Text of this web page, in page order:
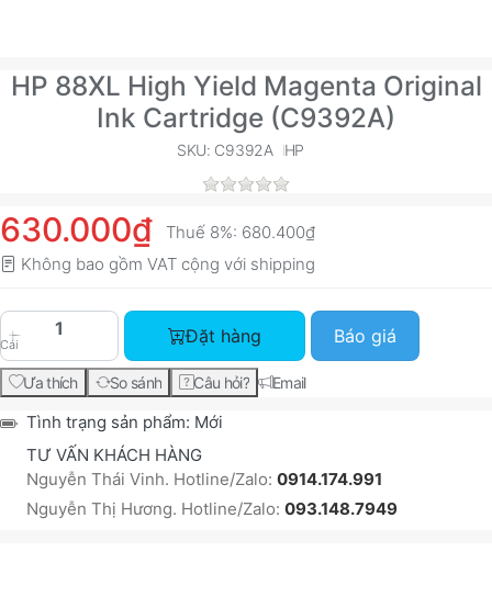
HP 88XL High Yield Magenta Original
Ink Cartridge (C9392A)
SKU: C9392A HP
630.000₫ Thuế 8%: 680.400₫
Không bao gồm VAT cộng với shipping
Cái
HP 88XL High Yield Magenta Original Ink
Đặt hàng Báo giá
Ưa thích So sánh Câu hỏi? Email
Tình trạng sản phẩm: Mới
TƯ VẤN KHÁCH HÀNG
Nguyễn Thái Vinh. Hotline/Zalo: 0914.174.991
Nguyễn Thị Hương. Hotline/Zalo: 093.148.7949